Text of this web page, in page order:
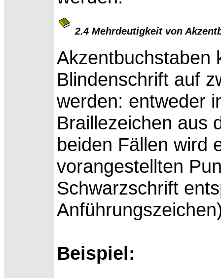
2.4 Mehrdeutigkeit von
Akzentbuchstaben
Blindenschrift auf
werden: entweder
Braillezeichen aus
beiden Fällen wird
vorangestellten
Schwarzschrift
Beispiel: